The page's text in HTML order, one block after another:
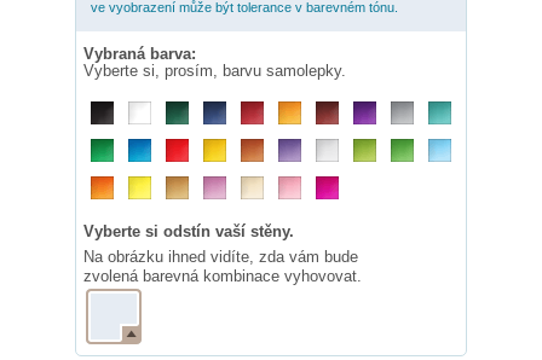
ve vyobrazení může být tolerance v barevném tónu.
Vybraná barva:
Vyberte si, prosím, barvu samolepky.
Vyberte si odstín vaší stěny.
Na obrázku ihned vidíte, zda vám bude
zvolená barevná kombinace vyhovovat.